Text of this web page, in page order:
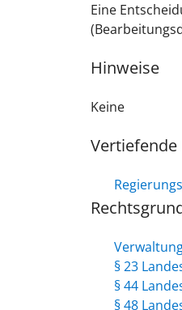
Eine
Hinweise
Keine
§ 23
§ 44
§ 48